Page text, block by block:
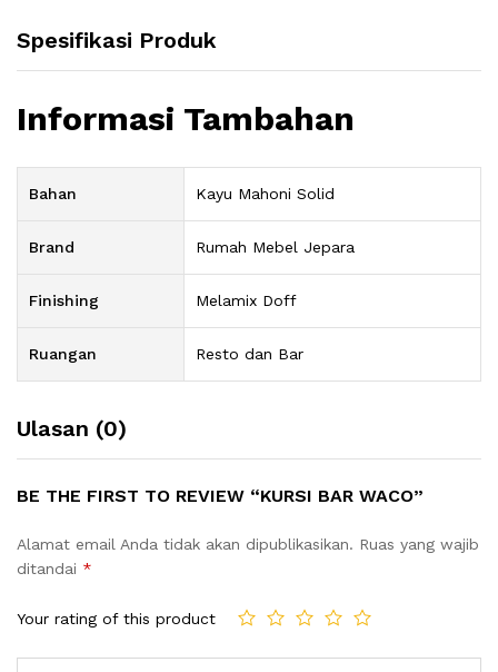
Spesifikasi Produk
Informasi Tambahan
Bahan Kayu Mahoni Solid
Brand Rumah Mebel Jepara
Finishing Melamix Doff
Ruangan Resto dan Bar
Ulasan (0)
BE THE FIRST TO REVIEW “KURSI BAR WACO”
Alamat email Anda tidak akan dipublikasikan. Ruas yang wajib
ditandai *
Your rating of this product